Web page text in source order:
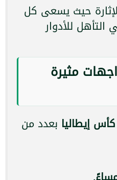
حيث يسعى كل
للأدوار
مثيرة
كأس إيطاليا بعدد من